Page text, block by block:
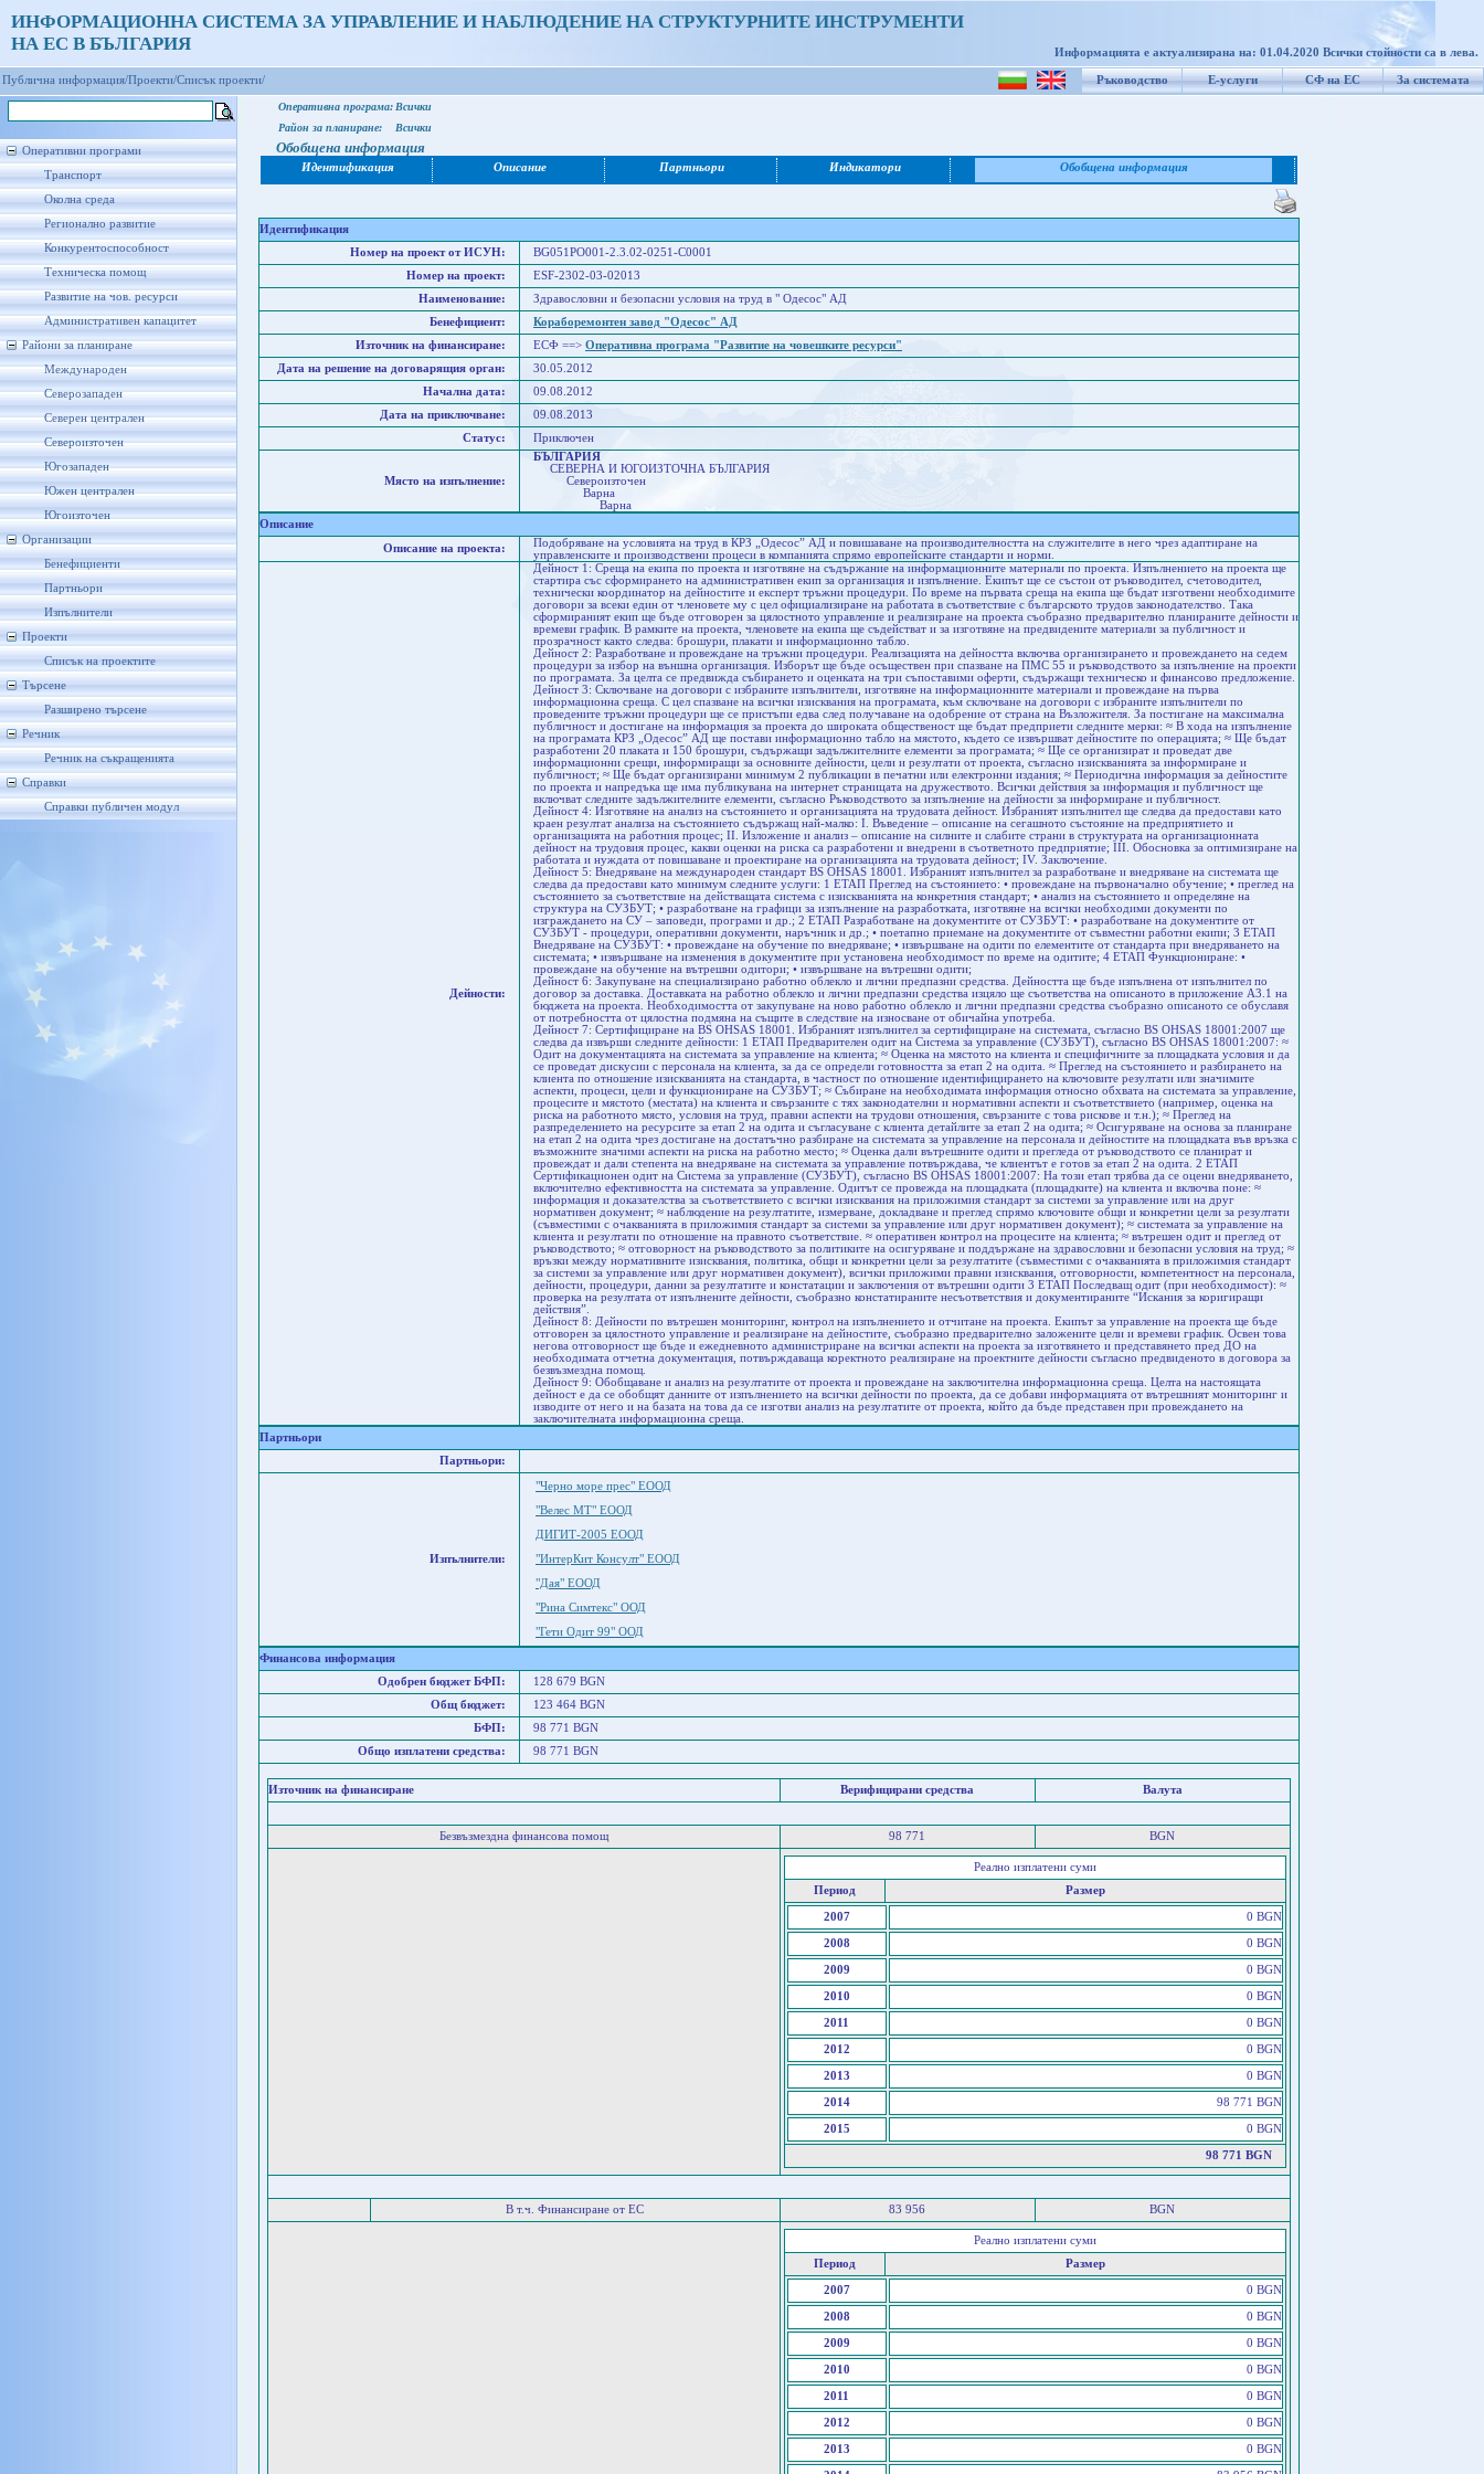
ИНФОРМАЦИОННА СИСТЕМА ЗА УПРАВЛЕНИЕ И НАБЛЮДЕНИЕ НА СТРУКТУРНИТЕ ИНСТРУМЕНТИ
НА ЕС В БЪЛГАРИЯ
Информацията е актуализирана на: 01.04.2020 Всички стойности са в лева.
Ръководство Е-услуги СФ на ЕС За системата
Публична информация/Проекти/Списък проекти/
Оперативни програми
Транспорт
Околна среда
Регионално развитие
Конкурентоспособност
Техническа помощ
Развитие на чов. ресурси
Административен капацитет
Райони за планиране
Международен
Северозападен
Северен централен
Североизточен
Югозападен
Южен централен
Югоизточен
Организации
Бенефициенти
Партньори
Изпълнители
Проекти
Списък на проектите
Търсене
Разширено търсене
Речник
Речник на съкращенията
Справки
Справки публичен модул
Оперативна програма: Всички
Район за планиране:
Всички
Обобщена информация
Идентификация Описание Партньори Индикатори Обобщена информация
Идентификация
Номер на проект от ИСУН:
BG051PO001-2.3.02-0251-C0001
Номер на проект:
ESF-2302-03-02013
Наименование:
Здравословни и безопасни условия на труд в " Одесос" АД
Бенефициент:
Кораборемонтен завод "Одесос" АД
Източник на финансиране:
ЕСФ ==> Оперативна програма "Развитие на човешките ресурси"
Дата на решение на договарящия орган:
30.05.2012
Начална дата:
09.08.2012
Дата на приключване:
09.08.2013
Статус:
Приключен
Място на изпълнение:
БЪЛГАРИЯ
СЕВЕРНА И ЮГОИЗТОЧНА БЪЛГАРИЯ
Североизточен
Варна
Варна
Описание
Описание на проекта:
Подобряване на условията на труд в КРЗ „Одесос” АД и повишаване на производителността на служителите в него чрез адаптиране на
управленските и производствени процеси в компанията спрямо европейските стандарти и норми.
Дейности:
Дейност 1: Среща на екипа по проекта и изготвяне на съдържание на информационните материали по проекта. Изпълнението на проекта ще
стартира със сформирането на административен екип за организация и изпълнение. Екипът ще се състои от ръководител, счетоводител,
технически координатор на дейностите и експерт тръжни процедури. По време на първата среща на екипа ще бъдат изготвени необходимите
договори за всеки един от членовете му с цел официализиране на работата в съответствие с българското трудов законодателство. Така
сформираният екип ще бъде отговорен за цялостното управление и реализиране на проекта съобразно предварително планираните дейности и
времеви график. В рамките на проекта, членовете на екипа ще съдействат и за изготвяне на предвидените материали за публичност и
прозрачност както следва: брошури, плакати и информационно табло.
Дейност 2: Разработване и провеждане на тръжни процедури. Реализацията на дейността включва организирането и провеждането на седем
процедури за избор на външна организация. Изборът ще бъде осъществен при спазване на ПМС 55 и ръководството за изпълнение на проекти
по програмата. За целта се предвижда събирането и оценката на три съпоставими оферти, съдържащи техническо и финансово предложение.
Дейност 3: Сключване на договори с избраните изпълнители, изготвяне на информационните материали и провеждане на първа
информационна среща. С цел спазване на всички изисквания на програмата, към сключване на договори с избраните изпълнители по
проведените тръжни процедури ще се пристъпи едва след получаване на одобрение от страна на Възложителя. За постигане на максимална
публичност и достигане на информация за проекта до широката общественост ще бъдат предприети следните мерки: ≈ В хода на изпълнение
на програмата КРЗ „Одесос” АД ще постави информационно табло на мястото, където се извършват дейностите по операцията; ≈ Ще бъдат
разработени 20 плаката и 150 брошури, съдържащи задължителните елементи за програмата; ≈ Ще се организират и проведат две
информационни срещи, информиращи за основните дейности, цели и резултати от проекта, съгласно изискванията за информиране и
публичност; ≈ Ще бъдат организирани минимум 2 публикации в печатни или електронни издания; ≈ Периодична информация за дейностите
по проекта и напредъка ще има публикувана на интернет страницата на дружеството. Всички действия за информация и публичност ще
включват следните задължителните елементи, съгласно Ръководството за изпълнение на дейности за информиране и публичност.
Дейност 4: Изготвяне на анализ на състоянието и организацията на трудовата дейност. Избраният изпълнител ще следва да предостави като
краен резултат анализа на състоянието съдържащ най-малко: I. Въведение – описание на сегашното състояние на предприятието и
организацията на работния процес; II. Изложение и анализ – описание на силните и слабите страни в структурата на организационната
дейност на трудовия процес, какви оценки на риска са разработени и внедрени в съответното предприятие; III. Обосновка за оптимизиране на
работата и нуждата от повишаване и проектиране на организацията на трудовата дейност; IV. Заключение.
Дейност 5: Внедряване на международен стандарт BS OHSAS 18001. Избраният изпълнител за разработване и внедряване на системата ще
следва да предостави като минимум следните услуги: 1 ЕТАП Преглед на състоянието: • провеждане на първоначално обучение; • преглед на
състоянието за съответствие на действащата система с изискванията на конкретния стандарт; • анализ на състоянието и определяне на
структура на СУЗБУТ; • разработване на графици за изпълнение на разработката, изготвяне на всички необходими документи по
изграждането на СУ – заповеди, програми и др.; 2 ЕТАП Разработване на документите от СУЗБУТ: • разработване на документите от
СУЗБУТ - процедури, оперативни документи, наръчник и др.; • поетапно приемане на документите от съвместни работни екипи; 3 ЕТАП
Внедряване на СУЗБУТ: • провеждане на обучение по внедряване; • извършване на одити по елементите от стандарта при внедряването на
системата; • извършване на изменения в документите при установена необходимост по време на одитите; 4 ЕТАП Функциониране: •
провеждане на обучение на вътрешни одитори; • извършване на вътрешни одити;
Дейност 6: Закупуване на специализирано работно облекло и лични предпазни средства. Дейността ще бъде изпълнена от изпълнител по
договор за доставка. Доставката на работно облекло и лични предпазни средства изцяло ще съответства на описаното в приложение А3.1 на
бюджета на проекта. Необходимостта от закупуване на ново работно облекло и лични предпазни средства съобразно описаното се обуславя
от потребността от цялостна подмяна на същите в следствие на износване от обичайна употреба.
Дейност 7: Сертифициране на BS OHSAS 18001. Избраният изпълнител за сертифициране на системата, съгласно BS OHSAS 18001:2007 ще
следва да извърши следните дейности: 1 ЕТАП Предварителен одит на Система за управление (СУЗБУТ), съгласно BS OHSAS 18001:2007: ≈
Одит на документацията на системата за управление на клиента; ≈ Оценка на мястото на клиента и специфичните за площадката условия и да
се проведат дискусии с персонала на клиента, за да се определи готовността за етап 2 на одита. ≈ Преглед на състоянието и разбирането на
клиента по отношение изискванията на стандарта, в частност по отношение идентифицирането на ключовите резултати или значимите
аспекти, процеси, цели и функциониране на СУЗБУТ; ≈ Събиране на необходимата информация относно обхвата на системата за управление,
процесите и мястото (местата) на клиента и свързаните с тях законодателни и нормативни аспекти и съответствието (например, оценка на
риска на работното място, условия на труд, правни аспекти на трудови отношения, свързаните с това рискове и т.н.); ≈ Преглед на
разпределението на ресурсите за етап 2 на одита и съгласуване с клиента детайлите за етап 2 на одита; ≈ Осигуряване на основа за планиране
на етап 2 на одита чрез достигане на достатъчно разбиране на системата за управление на персонала и дейностите на площадката във връзка с
възможните значими аспекти на риска на работно место; ≈ Оценка дали вътрешните одити и прегледа от ръководството се планират и
провеждат и дали степента на внедряване на системата за управление потвърждава, че клиентът е готов за етап 2 на одита. 2 ЕТАП
Сертификационен одит на Система за управление (СУЗБУТ), съгласно BS OHSAS 18001:2007: На този етап трябва да се оцени внедряването,
включително ефективността на системата за управление. Одитът се провежда на площадката (площадките) на клиента и включва поне: ≈
информация и доказателства за съответствието с всички изисквания на приложимия стандарт за системи за управление или на друг
нормативен документ; ≈ наблюдение на резултатите, измерване, докладване и преглед спрямо ключовите общи и конкретни цели за резултати
(съвместими с очакванията в приложимия стандарт за системи за управление или друг нормативен документ); ≈ системата за управление на
клиента и резултати по отношение на правното съответствие. ≈ оперативен контрол на процесите на клиента; ≈ вътрешен одит и преглед от
ръководството; ≈ отговорност на ръководството за политиките на осигуряване и поддържане на здравословни и безопасни условия на труд; ≈
връзки между нормативните изисквания, политика, общи и конкретни цели за резултатите (съвместими с очакванията в приложимия стандарт
за системи за управление или друг нормативен документ), всички приложими правни изисквания, отговорности, компетентност на персонала,
дейности, процедури, данни за резултатите и констатации и заключения от вътрешни одити 3 ЕТАП Последващ одит (при необходимост): ≈
проверка на резултата от изпълнените дейности, съобразно констатираните несъответствия и документираните “Искания за коригиращи
действия”.
Дейност 8: Дейности по вътрешен мониторинг, контрол на изпълнението и отчитане на проекта. Екипът за управление на проекта ще бъде
отговорен за цялостното управление и реализиране на дейностите, съобразно предварително заложените цели и времеви график. Освен това
негова отговорност ще бъде и ежедневното администриране на всички аспекти на проекта за изготвянето и представянето пред ДО на
необходимата отчетна документация, потвърждаваща коректното реализиране на проектните дейности съгласно предвиденото в договора за
безвъзмездна помощ.
Дейност 9: Обобщаване и анализ на резултатите от проекта и провеждане на заключителна информационна среща. Целта на настоящата
дейност е да се обобщят данните от изпълнението на всички дейности по проекта, да се добави информацията от вътрешният мониторинг и
изводите от него и на базата на това да се изготви анализ на резултатите от проекта, който да бъде представен при провеждането на
заключителната информационна среща.
Партньори
Партньори:
Изпълнители:
"Черно море прес" ЕООД
"Велес МТ" ЕООД
ДИГИТ-2005 ЕООД
"ИнтерКит Консулт" ЕООД
"Дая" ЕООД
"Рина Симтекс" ООД
"Гети Одит 99" ООД
Финансова информация
Одобрен бюджет БФП:
128 679 BGN
Общ бюджет:
123 464 BGN
БФП:
98 771 BGN
Общо изплатени средства:
98 771 BGN
Източник на финансиране Верифицирани средства Валута
Безвъзмездна финансова помощ 98 771 BGN
Реално изплатени суми
Период
Размер
2007 0 BGN
2008 0 BGN
2009 0 BGN
2010 0 BGN
2011 0 BGN
2012 0 BGN
2013 0 BGN
2014 98 771 BGN
2015 0 BGN
98 771 BGN
В т.ч. Финансиране от ЕС 83 956 BGN
Реално изплатени суми
Период
Размер
2007 0 BGN
2008 0 BGN
2009 0 BGN
2010 0 BGN
2011 0 BGN
2012 0 BGN
2013 0 BGN